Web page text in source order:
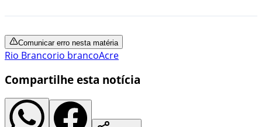
Comunicar erro nesta matéria
Rio Brancorio brancoAcre
Compartilhe esta notícia